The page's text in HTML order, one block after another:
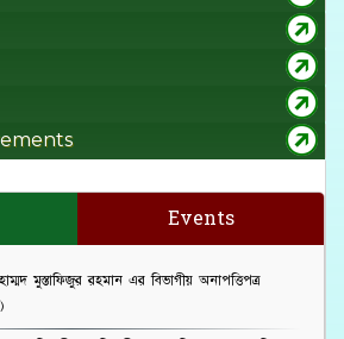
Events
মুস্তাফিজুর রহমান এর বিভাগীয় অনাপত্তিপত্র